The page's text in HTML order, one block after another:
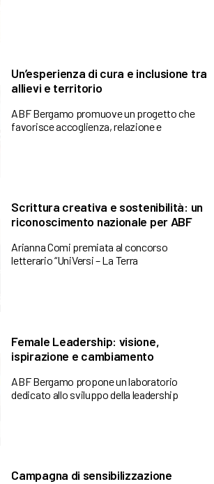
Un’esperienza di cura e inclusione tra
allievi e territorio
ABF Bergamo promuove un progetto che
favorisce accoglienza, relazione e
Scrittura creativa e sostenibilità: un
riconoscimento nazionale per ABF
Arianna Comi premiata al concorso
letterario “UniVersi – La Terra
Female Leadership: visione,
ispirazione e cambiamento
ABF Bergamo propone un laboratorio
dedicato allo sviluppo della leadership
Campagna di sensibilizzazione